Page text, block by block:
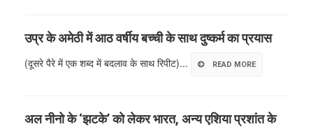
उप्र के अमेठी में आठ वर्षीय बच्ची के साथ दुष्कर्म का प्रयास
(दूसरे पैरे में एक शब्द में बदलाव के साथ रिपीट)... READ MORE
अल नीनो के ‘झटके’ को लेकर भारत, अन्य एशिया प्रशांत के